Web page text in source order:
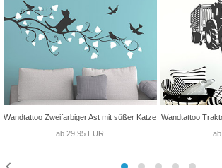
Wandtattoo Zweifarbiger Ast mit süßer Katze
ab 29,95 EUR
Wandtattoo